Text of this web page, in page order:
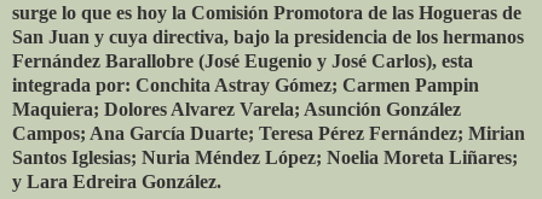
surge lo que es hoy la Comisión Promotora de las Hogueras de
San Juan y cuya directiva, bajo la presidencia de los hermanos
Fernández Barallobre (José Eugenio y José Carlos), esta
integrada por: Conchita Astray Gómez; Carmen Pampin
Maquiera; Dolores Alvarez Varela; Asunción González
Campos; Ana García Duarte; Teresa Pérez Fernández; Mirian
Santos Iglesias; Nuria Méndez López; Noelia Moreta Liñares;
y Lara Edreira González.